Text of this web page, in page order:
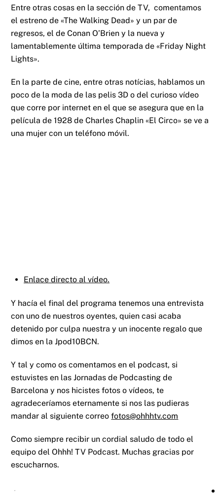
Entre otras cosas en la sección de TV, comentamos
el estreno de «The Walking Dead» y un par de
regresos, el de Conan O’Brien y la nueva y
lamentablemente última temporada de «Friday Night
Lights».
En la parte de cine, entre otras notícias, hablamos un
poco de la moda de las pelis 3D o del curioso vídeo
que corre por internet en el que se asegura que en la
película de 1928 de Charles Chaplin «El Circo» se ve a
una mujer con un teléfono móvil.
Enlace directo al vídeo.
Y hacía el final del programa tenemos una entrevista
con uno de nuestros oyentes, quien casi acaba
detenido por culpa nuestra y un inocente regalo que
dimos en la Jpod10BCN.
Y tal y como os comentamos en el podcast, si
estuvistes en las Jornadas de Podcasting de
Barcelona y nos hicistes fotos o vídeos, te
agradeceríamos eternamente si nos las pudieras
mandar al siguiente correofotos@ohhhtv.com
Como siempre recibir un cordial saludo de todo el
equipo del Ohhh! TV Podcast. Muchas gracias por
escucharnos.